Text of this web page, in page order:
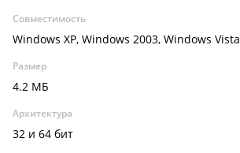
Совместимость
Windows XP, Windows 2003, Windows Vista
Размер
4.2 МБ
Архитектура
32 и 64 бит